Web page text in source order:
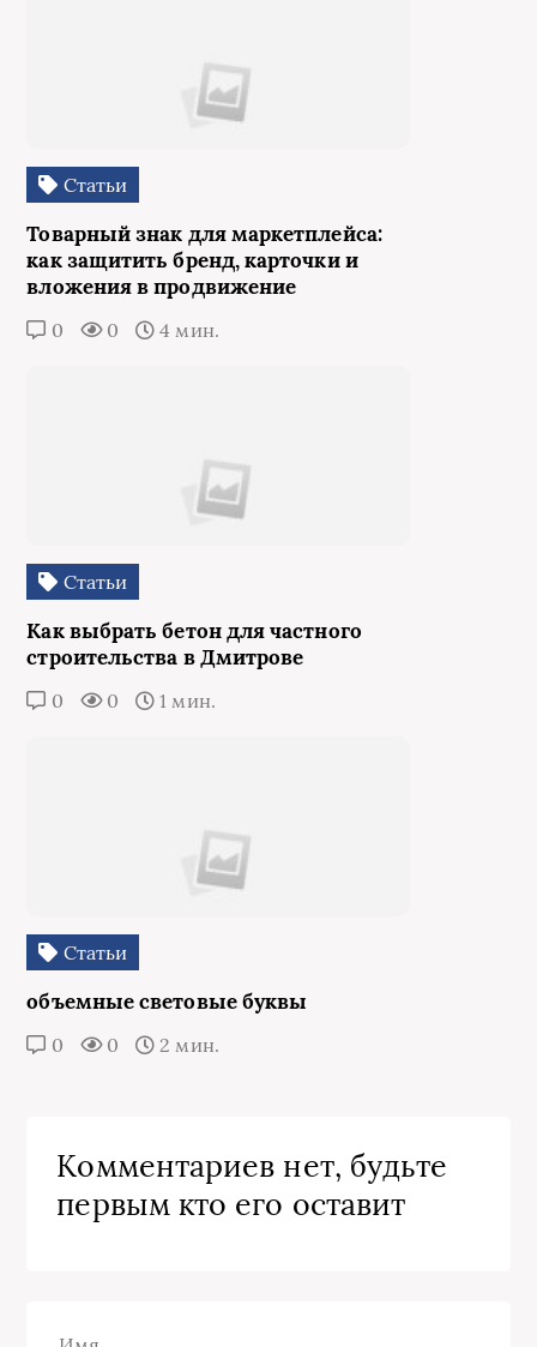
Статьи
Товарный знак для маркетплейса:
как защитить бренд, карточки и
вложения в продвижение
0 0 4 мин.
Статьи
Как выбрать бетон для частного
строительства в Дмитрове
0 0 1 мин.
Статьи
объемные световые буквы
0 0 2 мин.
Комментариев нет, будьте
первым кто его оставит